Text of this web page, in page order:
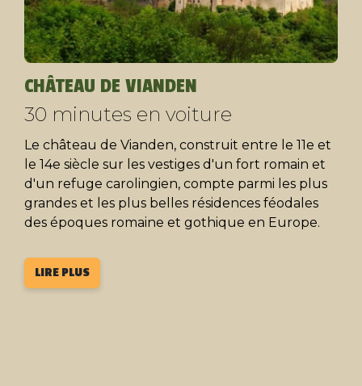
CHÂTEAU DE VIANDEN
30 minutes en voiture
Le château de Vianden, construit entre le 11e et
le 14e siècle sur les vestiges d'un fort romain et
d'un refuge carolingien, compte parmi les plus
grandes et les plus belles résidences féodales
des époques romaine et gothique en Europe.
LIRE PLUS